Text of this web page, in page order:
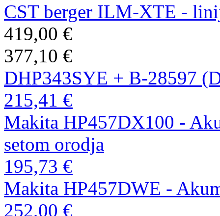
CST berger ILM-XTE -
419,00 €
377,10 €
DHP343SYE + B-28597
215,41 €
Makita HP457DX100 -
setom orodja
195,73 €
Makita HP457DWE -
252,00 €